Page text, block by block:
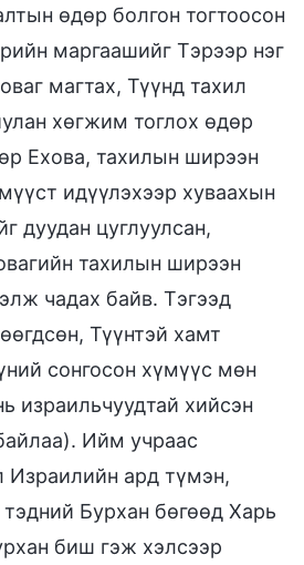
өдөр болгон тогтоосон
маргаашийг Тэрээр нэг
магтах, Түүнд тахил
хөгжим тоглох өдөр
Ехова, тахилын ширээн
идүүлэхээр хуваахын
дуудан цуглуулсан,
тахилын ширээн
чадах байв. Тэгээд
Түүнтэй хамт
сонгосон хүмүүс мөн
израильчуудтай хийсэн
Ийм учраас
Израилийн ард түмэн,
Бурхан бөгөөд Харь
биш гэж хэлсээр